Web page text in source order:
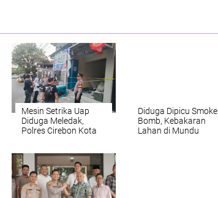
Mesin Setrika Uap
Diduga Meledak,
Polres Cirebon Kota
Respons Polisi 110
Diduga Dipicu Smoke
Bomb, Kebakaran
Lahan di Mundu